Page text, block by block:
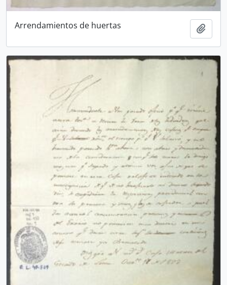
Arrendamientos de huertas